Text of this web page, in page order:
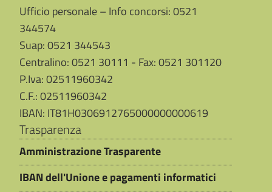
Ufficio personale – Info concorsi: 0521
344574
Suap: 0521 344543
Centralino: 0521 30111 - Fax: 0521 301120
P.Iva: 02511960342
C.F.: 02511960342
IBAN: IT81H0306912765000000000619
Trasparenza
Amministrazione Trasparente
IBAN dell'Unione e pagamenti informatici